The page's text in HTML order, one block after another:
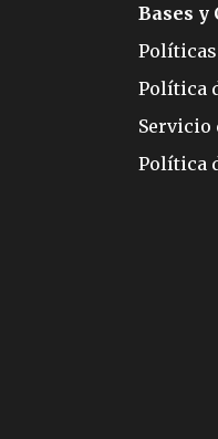
Bases y
Política
Servicio
Política